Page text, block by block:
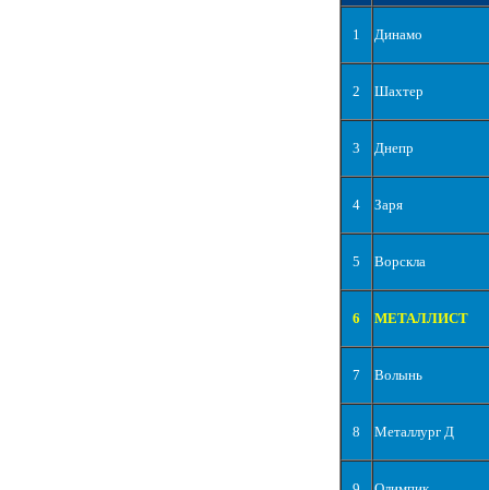
1 Динамо
2 Шахтер
3 Днепр
4 Заря
5 Ворскла
6 МЕТАЛЛИСТ
7 Волынь
8 Металлург Д